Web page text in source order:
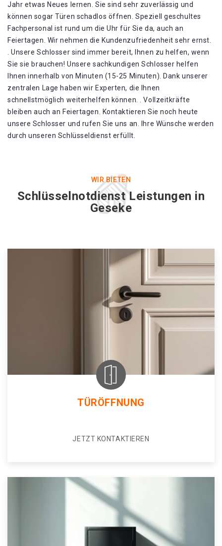
Jahr etwas Neues lernen. Sie sind sehr zuverlässig und
können sogar Türen schadlos öffnen. Speziell geschultes
Fachpersonal ist rund um die Uhr für Sie da, auch an
Feiertagen. Wir nehmen die Kundenzufriedenheit sehr ernst.
. Unsere Schlosser sind immer bereit, Ihnen zu helfen, wenn
Sie sie brauchen! Unsere sachkundigen Schlosser helfen
Ihnen innerhalb von Minuten (15-25 Minuten). Dank unserer
zentralen Lage haben wir Experten, die Ihnen
schnellstmöglich weiterhelfen können. . Vollzeitkräfte
bleiben auch an Feiertagen. Kontaktieren Sie noch heute
unsere Schlosser und rufen Sie uns an. Ihre Wünsche werden
durch unseren Schlüsseldienst erfüllt.
WIR BIETEN
Schlüsselnotdienst Leistungen in
Geseke
TÜRÖFFNUNG
JETZT KONTAKTIEREN